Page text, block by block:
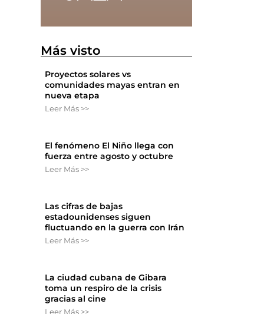
Más visto
Proyectos solares vs
comunidades mayas entran en
nueva etapa
Leer Más >>
El fenómeno El Niño llega con
fuerza entre agosto y octubre
Leer Más >>
Las cifras de bajas
estadounidenses siguen
fluctuando en la guerra con Irán
Leer Más >>
La ciudad cubana de Gibara
toma un respiro de la crisis
gracias al cine
Leer Más >>